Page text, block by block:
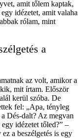
amit tőlem kaptak,
idézetet, amit valaha
rólam, mint
a
az volt, amikor a
mit írtam. Először
kerül szóba. De
fel: „Apa, tényleg
Dés-dalt? Az megvan
idézetet tőled?” –
a beszélgetés is egy